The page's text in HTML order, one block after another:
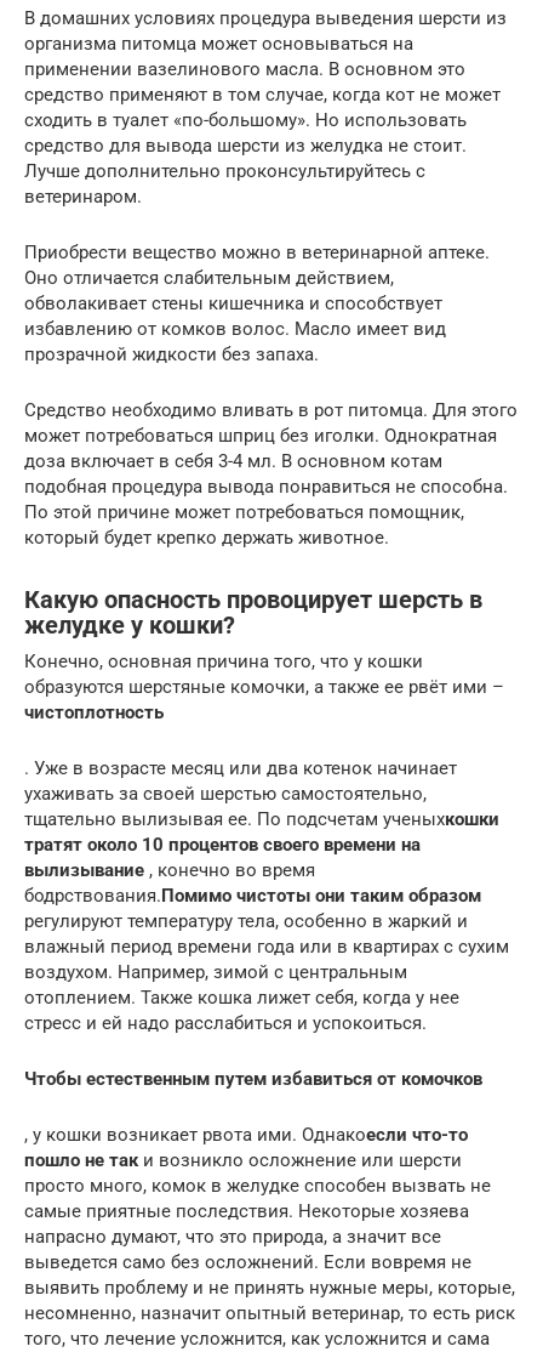
В домашних условиях процедура выведения шерсти из
организма питомца может основываться на
применении вазелинового масла. В основном это
средство применяют в том случае, когда кот не может
сходить в туалет «по-большому». Но использовать
средство для вывода шерсти из желудка не стоит.
Лучше дополнительно проконсультируйтесь с
ветеринаром.
Приобрести вещество можно в ветеринарной аптеке.
Оно отличается слабительным действием,
обволакивает стены кишечника и способствует
избавлению от комков волос. Масло имеет вид
прозрачной жидкости без запаха.
Средство необходимо вливать в рот питомца. Для этого
может потребоваться шприц без иголки. Однократная
доза включает в себя 3-4 мл. В основном котам
подобная процедура вывода понравиться не способна.
По этой причине может потребоваться помощник,
который будет крепко держать животное.
Какую опасность провоцирует шерсть в
желудке у кошки?
Конечно, основная причина того, что у кошки
образуются шерстяные комочки, а также ее рвёт ими –
чистоплотность
. Уже в возрасте месяц или два котенок начинает
ухаживать за своей шерстью самостоятельно,
тщательно вылизывая ее. По подсчетам ученыхкошки
тратят около 10 процентов своего времени на
вылизывание , конечно во время
бодрствования.Помимо чистоты они таким образом
регулируют температуру тела, особенно в жаркий и
влажный период времени года или в квартирах с сухим
воздухом. Например, зимой с центральным
отоплением. Также кошка лижет себя, когда у нее
стресс и ей надо расслабиться и успокоиться.
Чтобы естественным путем избавиться от комочков
, у кошки возникает рвота ими. Однакоесли что-то
пошло не таки возникло осложнение или шерсти
просто много, комок в желудке способен вызвать не
самые приятные последствия. Некоторые хозяева
напрасно думают, что это природа, а значит все
выведется само без осложнений. Если вовремя не
выявить проблему и не принять нужные меры, которые,
несомненно, назначит опытный ветеринар, то есть риск
того, что лечение усложнится, как усложнится и сама